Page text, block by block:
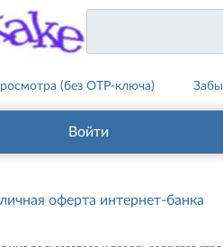
(без OTP-ключа)
Войти
оферта интернет-банка